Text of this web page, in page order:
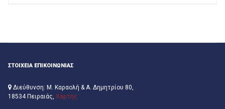
ΣΤΟΙΧΕΙΑ ΕΠΙΚΟΙΝΩΝΙΑΣ
Διεύθυνση: Μ. Καραολή & Α. Δημητρίου 80,
18534 Πειραιάς, Χάρτης